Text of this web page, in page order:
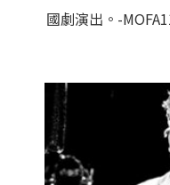
國劇演出。-